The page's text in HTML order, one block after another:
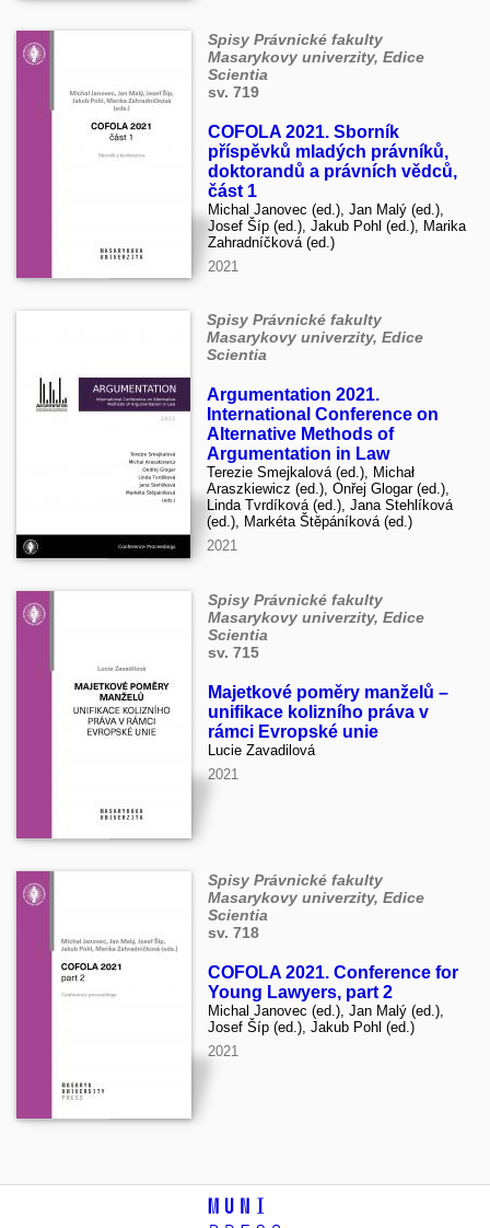
Spisy Právnické fakulty
Masarykovy univerzity, Edice
Scientia
sv. 719
COFOLA 2021. Sborník
příspěvků mladých právníků,
doktorandů a právních vědců,
část 1
Michal Janovec (ed.), Jan Malý (ed.),
Josef Šíp (ed.), Jakub Pohl (ed.), Marika
Zahradníčková (ed.)
2021
Spisy Právnické fakulty
Masarykovy univerzity, Edice
Scientia
Argumentation 2021.
International Conference on
Alternative Methods of
Argumentation in Law
Terezie Smejkalová (ed.), Michał
Araszkiewicz (ed.), Onřej Glogar (ed.),
Linda Tvrdíková (ed.), Jana Stehlíková
(ed.), Markéta Štěpáníková (ed.)
2021
Spisy Právnické fakulty
Masarykovy univerzity, Edice
Scientia
sv. 715
Majetkové poměry manželů –
unifikace kolizního práva v
rámci Evropské unie
Lucie Zavadilová
2021
Spisy Právnické fakulty
Masarykovy univerzity, Edice
Scientia
sv. 718
COFOLA 2021. Conference for
Young Lawyers, part 2
Michal Janovec (ed.), Jan Malý (ed.),
Josef Šíp (ed.), Jakub Pohl (ed.)
2021